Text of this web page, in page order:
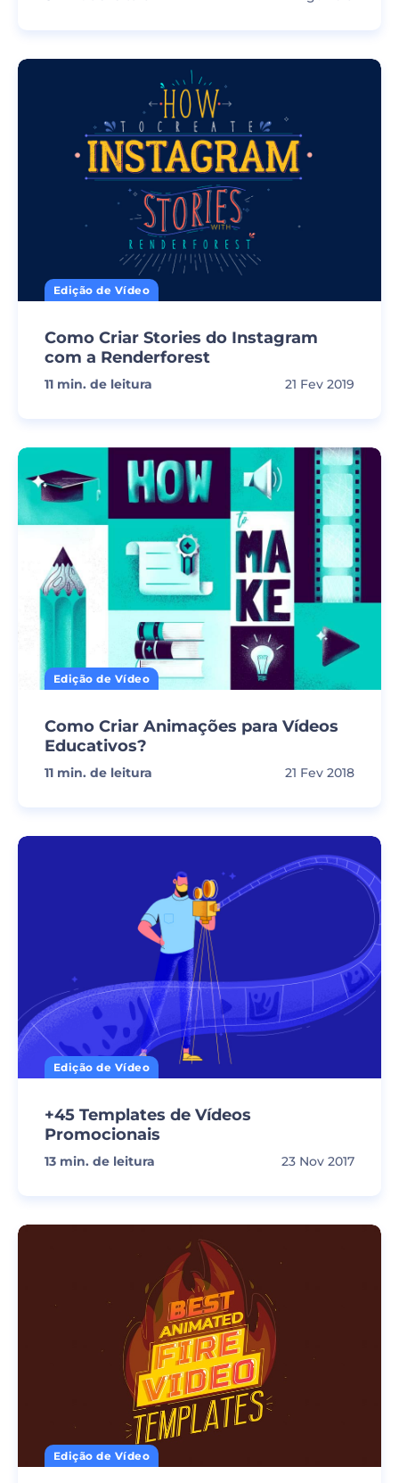
Edição de Vídeo
Como Criar Stories do Instagram
com a Renderforest
11 min. de leitura 21 Fev 2019
Edição de Vídeo
Como Criar Animações para Vídeos
Educativos?
11 min. de leitura 21 Fev 2018
Edição de Vídeo
+45 Templates de Vídeos
Promocionais
13 min. de leitura 23 Nov 2017
Edição de Vídeo